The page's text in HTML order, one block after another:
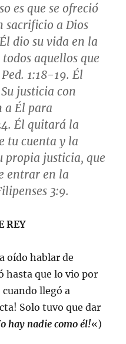
es que se ofreció
sacrificio a Dios
dio su vida en la
aquellos que
Ped. 1:18-19. Él
justicia con
a Él para
. Él quitará la
tu cuenta y la
propia justicia, que
entrar en la
3:9.
REY
oído hablar de
hasta que lo vio por
cuando llegó a
Solo tuvo que dar
hay nadie como él!«)